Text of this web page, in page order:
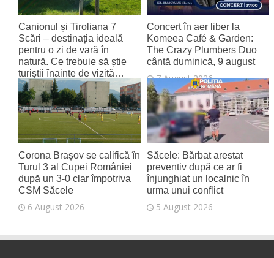
Canionul și Tiroliana 7
Scări – destinația ideală
pentru o zi de vară în
natură. Ce trebuie să știe
turiștii înainte de vizită…
7 August 2026
Concert în aer liber la
Komeea Café & Garden:
The Crazy Plumbers Duo
cântă duminică, 9 august
7 August 2026
Corona Brașov se califică în
Turul 3 al Cupei României
după un 3-0 clar împotriva
CSM Săcele
6 August 2026
Săcele: Bărbat arestat
preventiv după ce ar fi
înjunghiat un localnic în
urma unui conflict
5 August 2026